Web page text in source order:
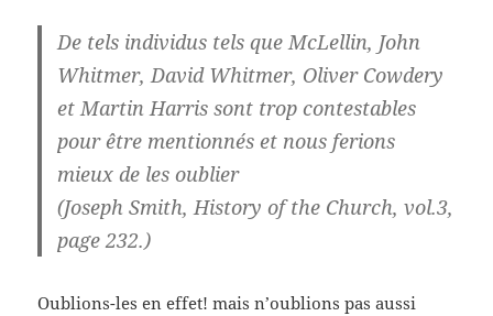
De tels individus tels que McLellin, John
Whitmer, David Whitmer, Oliver Cowdery
et Martin Harris sont trop contestables
pour être mentionnés et nous ferions
mieux de les oublier
(Joseph Smith, History of the Church, vol.3,
page 232.)
Oublions-les en effet! mais n’oublions pas aussi